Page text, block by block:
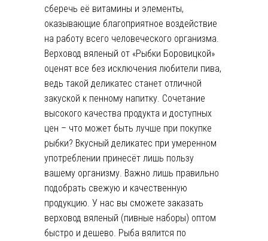
сберечь её витамины и элементы,
оказывающие благоприятное воздействие
на работу всего человеческого организма.
Верховод вяленый от «Рыбки Боровицкой»
оценят все без исключения любители пива,
ведь такой деликатес станет отличной
закуской к пенному напитку. Сочетание
высокого качества продукта и доступных
цен – что может быть лучше при покупке
рыбки? Вкусный деликатес при умеренном
употреблении принесёт лишь пользу
вашему организму. Важно лишь правильно
подобрать свежую и качественную
продукцию. У нас вы сможете заказать
верховод вяленый (пивные наборы) оптом
быстро и дешево. Рыба вялится по